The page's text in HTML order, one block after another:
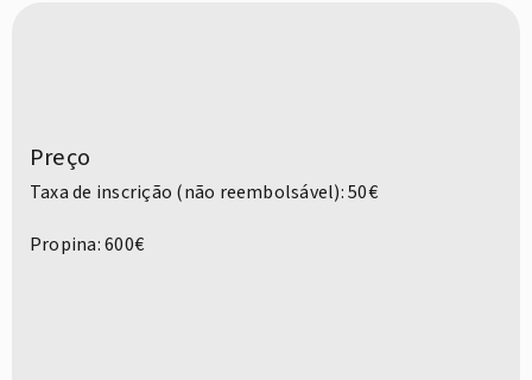
Preço
Taxa de inscrição (não reembolsável): 50€
Propina: 600€